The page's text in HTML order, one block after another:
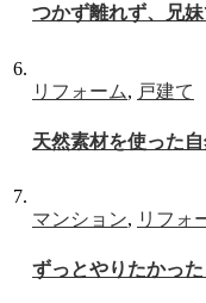
つかず離れず、兄
リフォーム, 戸建て
天然素材を使った
マンション, リフォ
ずっとやりたかっ